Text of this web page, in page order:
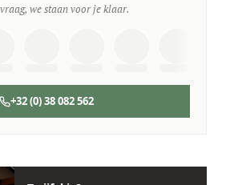
we staan voor je klaar.
+32 (0) 38 082 562